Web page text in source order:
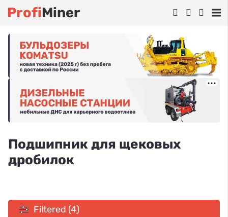
ProfiMiner
Подшипник для щековых
дробилок
Filtered (4)